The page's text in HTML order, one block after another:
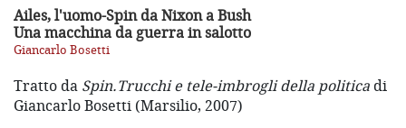
Ailes, l'uomo-Spin da Nixon a Bush
Una macchina da guerra in salotto
Giancarlo Bosetti
Tratto da Spin.Trucchi e tele-imbrogli della politica di
Giancarlo Bosetti (Marsilio, 2007)